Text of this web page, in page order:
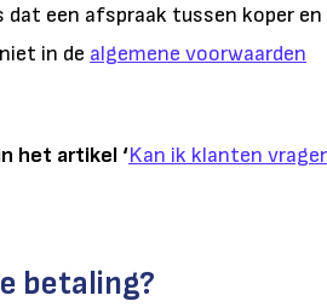
dat een afspraak tussen koper en
in de algemene voorwaarden
het artikel ‘Kan ik klanten
betaling?